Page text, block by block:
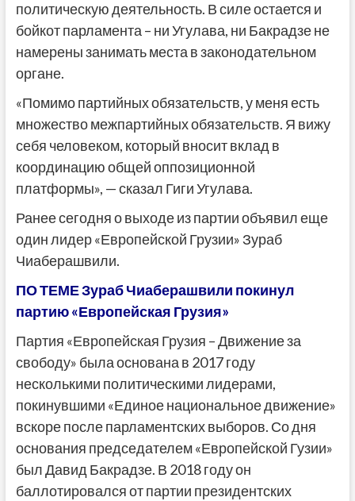
политическую деятельность. В силе остается и
бойкот парламента – ни Угулава, ни Бакрадзе не
намерены занимать места в законодательном
органе.
«Помимо партийных обязательств, у меня есть
множество межпартийных обязательств. Я вижу
себя человеком, который вносит вклад в
координацию общей оппозиционной
платформы», — сказал Гиги Угулава.
Ранее сегодня о выходе из партии объявил еще
один лидер «Европейской Грузии» Зураб
Чиаберашвили.
ПО ТЕМЕ Зураб Чиаберашвили покинул
партию «Европейская Грузия»
Партия «Европейская Грузия – Движение за
свободу» была основана в 2017 году
несколькими политическими лидерами,
покинувшими «Единое национальное движение»
вскоре после парламентских выборов. Со дня
основания председателем «Европейской Гузии»
был Давид Бакрадзе. В 2018 году он
баллотировался от партии президентских